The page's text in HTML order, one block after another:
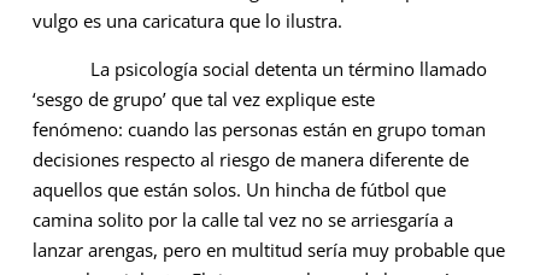
vulgo es una caricatura que lo ilustra.
La psicología social detenta un término llamado
‘sesgo de grupo’ que tal vez explique este
fenómeno: cuando las personas están en grupo toman
decisiones respecto al riesgo de manera diferente de
aquellos que están solos. Un hincha de fútbol que
camina solito por la calle tal vez no se arriesgaría a
lanzar arengas, pero en multitud sería muy probable que